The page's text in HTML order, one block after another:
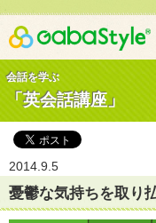
会話を学ぶ
「英会話講座」
2014.9.5
憂鬱な気持ちを取り